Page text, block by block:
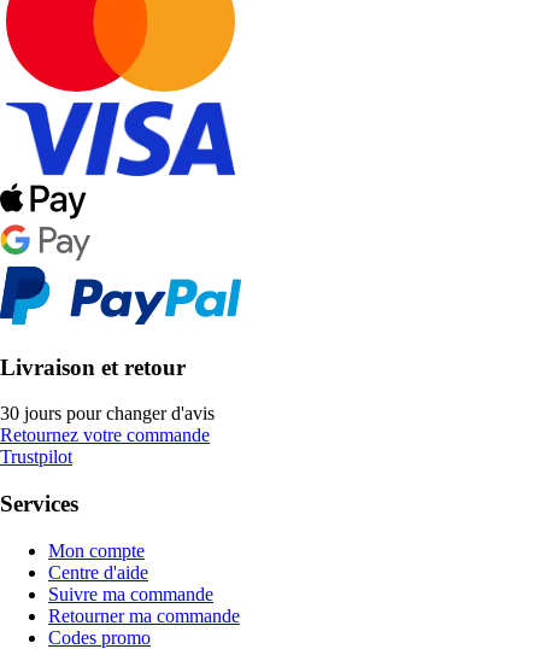
Livraison et retour
30 jours pour changer d'avis
Retournez votre commande
Trustpilot
Services
Mon compte
Centre d'aide
Suivre ma commande
Retourner ma commande
Codes promo